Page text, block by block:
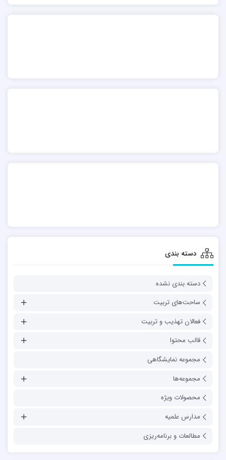
دسته بندی
دسته بندی نشده
ساحت‌های تربیت
فعالان تهذیب و تربیت
قالب محتوا
مجموعه نمایشگاهی
مجموعه‌ها
محصولات ویژه
مدارس علمیه
مطالعات و برنامه‌ریزی